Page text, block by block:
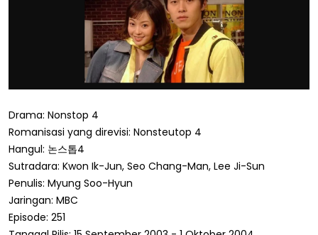
Drama: Nonstop 4
Romanisasi yang direvisi: Nonsteutop 4
Hangul: 논스톱4
Sutradara: Kwon Ik-Jun, Seo Chang-Man, Lee Ji-Sun
Penulis: Myung Soo-Hyun
Jaringan: MBC
Episode: 251